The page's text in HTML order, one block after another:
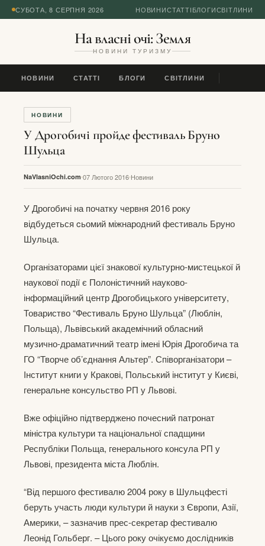
СУБОТА, 8 СЕРПНЯ 2026 НОВИНИСТАТТІБЛОГИСВІТЛИНИ
На власні очі: Земля
НОВИНИ ТУРИЗМУ
НОВИНИ СТАТТІ БЛОГИ СВІТЛИНИ
НОВИНИ
У Дрогобичі пройде фестиваль Бруно
Шульца
NaVlasniOchi.com 07 Лютого 2016 Новини
У Дрогобичі на початку червня 2016 року
відбудеться cьомий міжнародний фестиваль Бруно
Шульца.
Організаторами цієї знакової культурно-мистецької й
наукової події є Полоністичний науково-
інформаційний центр Дрогобицького університету,
Товариство “Фестиваль Бруно Шульца” (Люблін,
Польща), Львівський академічний обласний
музично-драматичний театр імені Юрія Дрогобича та
ГО “Творче об’єднання Альтер”. Співорганізатори –
Інститут книги у Кракові, Польський інститут у Києві,
генеральне консульство РП у Львові.
Вже офіційно підтверджено почесний патронат
міністра культури та національної спадщини
Республіки Польща, генерального консула РП у
Львові, президента міста Люблін.
“Від першого фестивалю 2004 року в Шульцфесті
беруть участь люди культури й науки з Європи, Азії,
Америки, – зазначив прес-секретар фестивалю
Леонід Гольберг. – Цього року очікуємо дослідників